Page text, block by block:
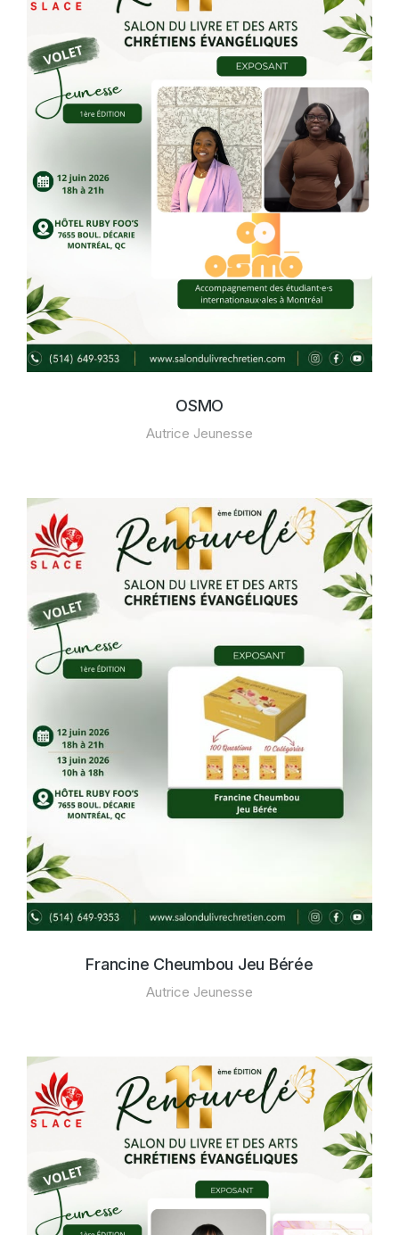
OSMO
Autrice Jeunesse
Francine Cheumbou Jeu Bérée
Autrice Jeunesse